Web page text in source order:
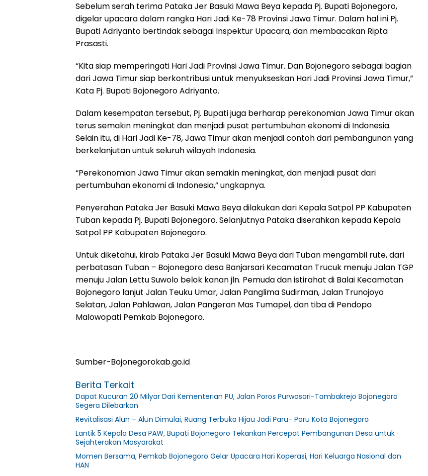
Sebelum serah terima Pataka Jer Basuki Mawa Beya kepada Pj. Bupati Bojonegoro,
digelar upacara dalam rangka Hari Jadi Ke-78 Provinsi Jawa Timur. Dalam hal ini Pj.
Bupati Adriyanto bertindak sebagai Inspektur Upacara, dan membacakan Ripta
Prasasti.
“Kita siap memperingati Hari Jadi Provinsi Jawa Timur. Dan Bojonegoro sebagai bagian
dari Jawa Timur siap berkontribusi untuk menyukseskan Hari Jadi Provinsi Jawa Timur,”
Kata Pj. Bupati Bojonegoro Adriyanto.
Dalam kesempatan tersebut, Pj. Bupati juga berharap perekonomian Jawa Timur akan
terus semakin meningkat dan menjadi pusat pertumbuhan ekonomi di Indonesia.
Selain itu, di Hari Jadi Ke-78, Jawa Timur akan menjadi contoh dari pembangunan yang
berkelanjutan untuk seluruh wilayah Indonesia.
“Perekonomian Jawa Timur akan semakin meningkat, dan menjadi pusat dari
pertumbuhan ekonomi di Indonesia,” ungkapnya.
Penyerahan Pataka Jer Basuki Mawa Beya dilakukan dari Kepala Satpol PP Kabupaten
Tuban kepada Pj. Bupati Bojonegoro. Selanjutnya Pataka diserahkan kepada Kepala
Satpol PP Kabupaten Bojonegoro.
Untuk diketahui, kirab Pataka Jer Basuki Mawa Beya dari Tuban mengambil rute, dari
perbatasan Tuban – Bojonegoro desa Banjarsari Kecamatan Trucuk menuju Jalan TGP
menuju Jalan Lettu Suwolo belok kanan jln. Pemuda dan istirahat di Balai Kecamatan
Bojonegoro lanjut Jalan Teuku Umar, Jalan Panglima Sudirman, Jalan Trunojoyo
Selatan, Jalan Pahlawan, Jalan Pangeran Mas Tumapel, dan tiba di Pendopo
Malowopati Pemkab Bojonegoro.
Sumber-Bojonegorokab.go.id
Berita Terkait
Dapat Kucuran 20 Milyar Dari Kementerian PU, Jalan Poros Purwosari-Tambakrejo Bojonegoro
Segera Dilebarkan
Revitalisasi Alun – Alun Dimulai, Ruang Terbuka Hijau Jadi Paru- Paru Kota Bojonegoro
Lantik 5 Kepala Desa PAW, Bupati Bojonegoro Tekankan Percepat Pembangunan Desa untuk
Sejahterakan Masyarakat
Momen Bersama, Pemkab Bojonegoro Gelar Upacara Hari Koperasi, Hari Keluarga Nasional dan
HAN